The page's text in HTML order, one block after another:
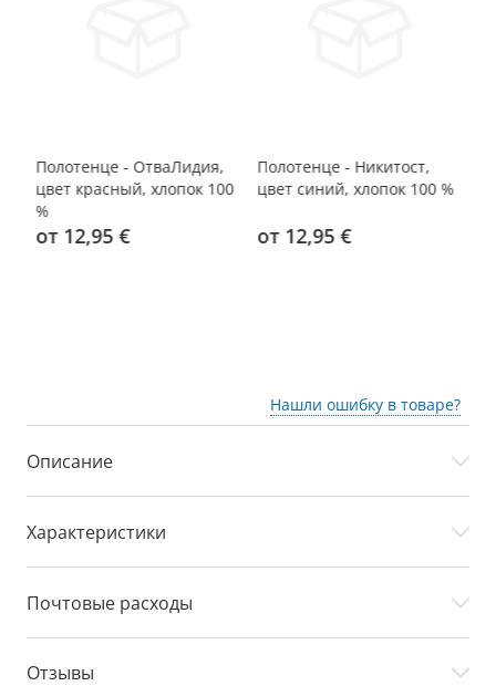
Полотенце - ОтваЛидия,
цвет красный, хлопок 100
%
от 12,95 €
Полотенце - Никитост,
цвет синий, хлопок 100 %
от 12,95 €
Нашли ошибку в товаре?
Описание
Характеристики
Почтовые расходы
Отзывы